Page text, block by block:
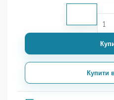
Купити